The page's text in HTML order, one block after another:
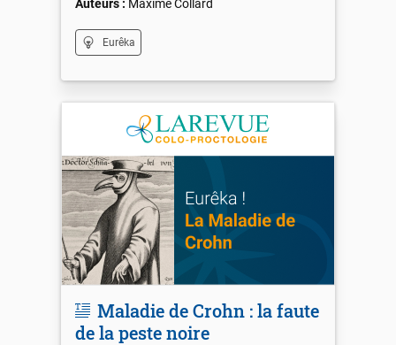
Maxime Collard
Eurêka
Maladie de Crohn : la faute
de la peste noire